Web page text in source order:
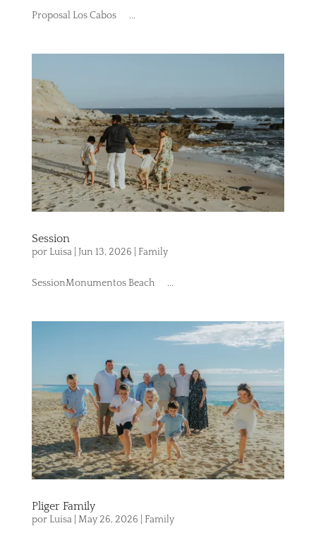
Proposal Los Cabos ...
Session
por Luisa| Jun 13, 2026 Family
SessionMonumentos Beach ...
Pliger Family
por Luisa| May 26, 2026 Family